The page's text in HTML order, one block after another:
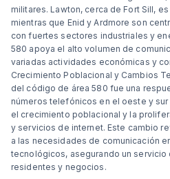
militares. Lawton, cerca de Fort Sill,
mientras que Enid y Ardmore son
con fuertes sectores industriales y
580 apoya el alto volumen de
variadas actividades económicas y
Crecimiento Poblacional y Cambios
del código de área 580 fue una
números telefónicos en el oeste y
el crecimiento poblacional y la
y servicios de internet. Este cambio
a las necesidades de comunicación
tecnológicos, asegurando un
residentes y negocios.